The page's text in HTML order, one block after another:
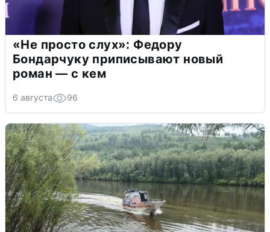
«Не просто слух»: Федору
Бондарчуку приписывают новый
роман — с кем
6 августа 96